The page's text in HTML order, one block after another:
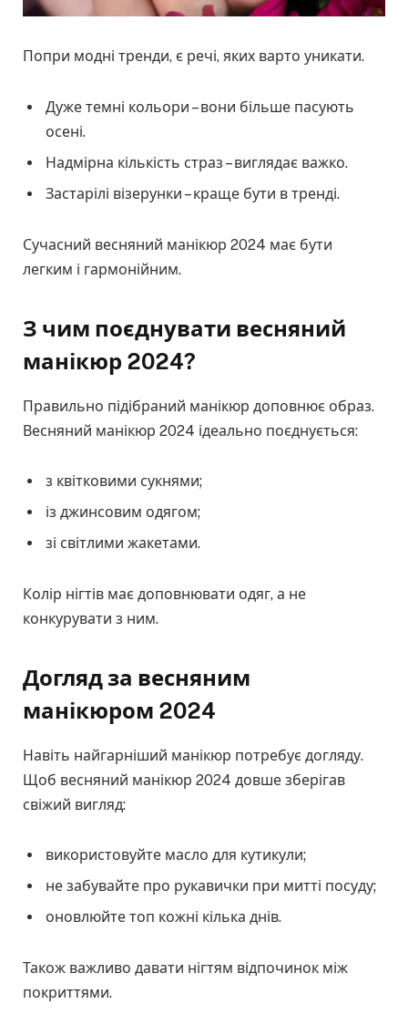
Попри модні тренди, є речі, яких варто уникати.
Дуже темні кольори – вони більше пасують
осені.
Надмірна кількість страз – виглядає важко.
Застарілі візерунки – краще бути в тренді.
Сучасний весняний манікюр 2024 має бути
легким і гармонійним.
З чим поєднувати весняний
манікюр 2024?
Правильно підібраний манікюр доповнює образ.
Весняний манікюр 2024 ідеально поєднується:
з квітковими сукнями;
із джинсовим одягом;
зі світлими жакетами.
Колір нігтів має доповнювати одяг, а не
конкурувати з ним.
Догляд за весняним
манікюром 2024
Навіть найгарніший манікюр потребує догляду.
Щоб весняний манікюр 2024 довше зберігав
свіжий вигляд:
використовуйте масло для кутикули;
не забувайте про рукавички при митті посуду;
оновлюйте топ кожні кілька днів.
Також важливо давати нігтям відпочинок між
покриттями.